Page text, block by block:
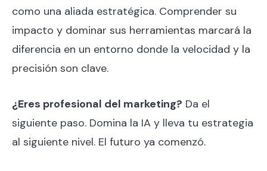
como una aliada estratégica. Comprender su
impacto y dominar sus herramientas marcará la
diferencia en un entorno donde la velocidad y la
precisión son clave.
¿Eres profesional del marketing? Da el
siguiente paso. Domina la IA y lleva tu estrategia
al siguiente nivel. El futuro ya comenzó.